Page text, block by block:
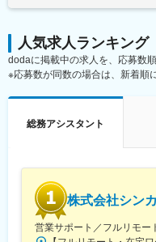
・電話対応やメール対応
・請求書対応
・議事録作成や書類整
（など、詳しくは選考
役職に関係なく、社
社です。
◎頑張がきちんと評価
の会社で年功序列を感
て上下する可能性があ
人気求人ランキング
dodaに掲載中の求人を、応募数
※応募数が同数の場合は、新着順
総務アシスタント
株式会社シン
営業サポート／フルリモー